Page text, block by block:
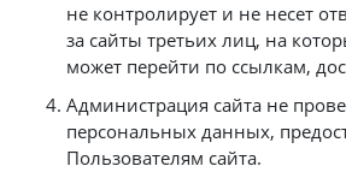
не контролирует и не несет
за сайты третьих лиц, на
может перейти по ссылкам,
Администрация сайта не
персональных данных,
Пользователям сайта.